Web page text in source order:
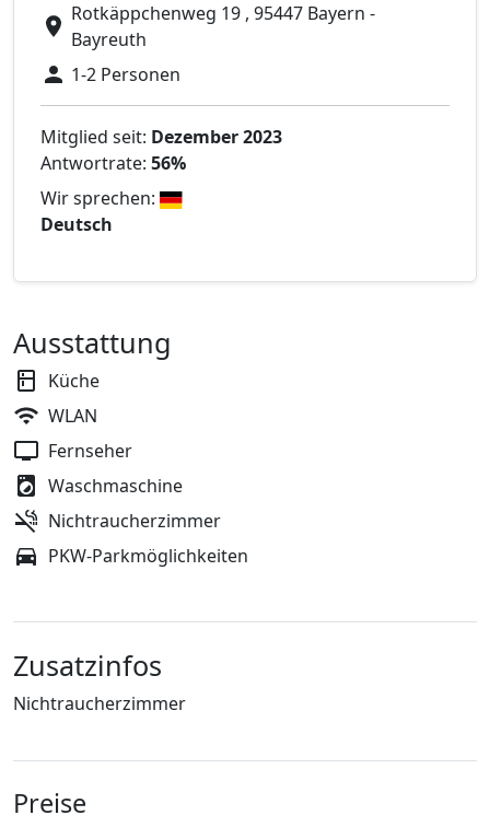
Rotkäppchenweg 19 , 95447 Bayern -
Bayreuth
1-2 Personen
Mitglied seit: Dezember 2023
Antwortrate: 56%
Wir sprechen:
Deutsch
Ausstattung
Küche
WLAN
Fernseher
Waschmaschine
Nichtraucherzimmer
PKW-Parkmöglichkeiten
Zusatzinfos
Nichtraucherzimmer
Preise